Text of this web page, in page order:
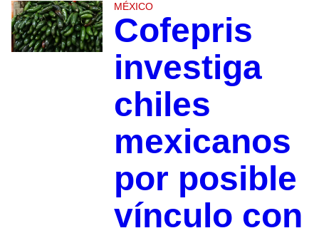
MÉXICO
Cofepris
investiga
chiles
mexicanos
por posible
vínculo con